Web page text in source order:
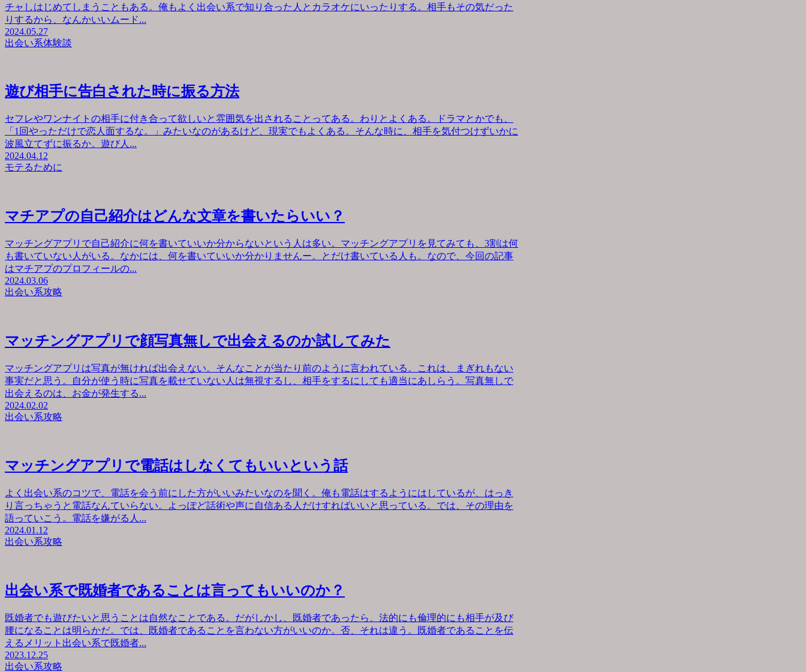
チャしはじめてしまうこともある。俺もよく出会い系で知り合った人とカラオケにいったりする。相手もその気だった
りするから、なんかいいムード...
2024.05.27
出会い系体験談
遊び相手に告白された時に振る方法
セフレやワンナイトの相手に付き合って欲しいと雰囲気を出されることってある。わりとよくある。ドラマとかでも、
「1回やっただけで恋人面するな。」みたいなのがあるけど、現実でもよくある。そんな時に、相手を気付つけずいかに
波風立てずに振るか。遊び人...
2024.04.12
モテるために
マチアプの自己紹介はどんな文章を書いたらいい？
マッチングアプリで自己紹介に何を書いていいか分からないという人は多い。マッチングアプリを見てみても、3割は何
も書いていない人がいる。なかには、何を書いていいか分かりませんー。とだけ書いている人も。なので、今回の記事
はマチアプのプロフィールの...
2024.03.06
出会い系攻略
マッチングアプリで顔写真無しで出会えるのか試してみた
マッチングアプリは写真が無ければ出会えない。そんなことが当たり前のように言われている。これは、まぎれもない
事実だと思う。自分が使う時に写真を載せていない人は無視するし、相手をするにしても適当にあしらう。写真無しで
出会えるのは、お金が発生する...
2024.02.02
出会い系攻略
マッチングアプリで電話はしなくてもいいという話
よく出会い系のコツで、電話を会う前にした方がいいみたいなのを聞く。俺も電話はするようにはしているが、はっき
り言っちゃうと電話なんていらない。よっぽど話術や声に自信ある人だけすればいいと思っている。では、その理由を
語っていこう。電話を嫌がる人...
2024.01.12
出会い系攻略
出会い系で既婚者であることは言ってもいいのか？
既婚者でも遊びたいと思うことは自然なことである。だがしかし、既婚者であったら、法的にも倫理的にも相手が及び
腰になることは明らかだ。では、既婚者であることを言わない方がいいのか。否、それは違う。既婚者であることを伝
えるメリット出会い系で既婚者...
2023.12.25
出会い系攻略